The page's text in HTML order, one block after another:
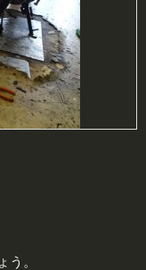
う。